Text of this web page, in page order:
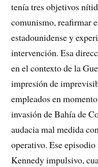
tenía tres objetivos
comunismo, reafirmar
estadounidense y
intervención. Esa
en el contexto de la
impresión de
empleados en
invasión de Bahía de
audacia mal medida
operativo. Ese
Kennedy impulsivo,